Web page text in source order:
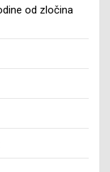
od zločina